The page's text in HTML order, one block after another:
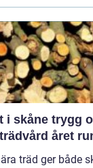
trygg och
året
träd ger både